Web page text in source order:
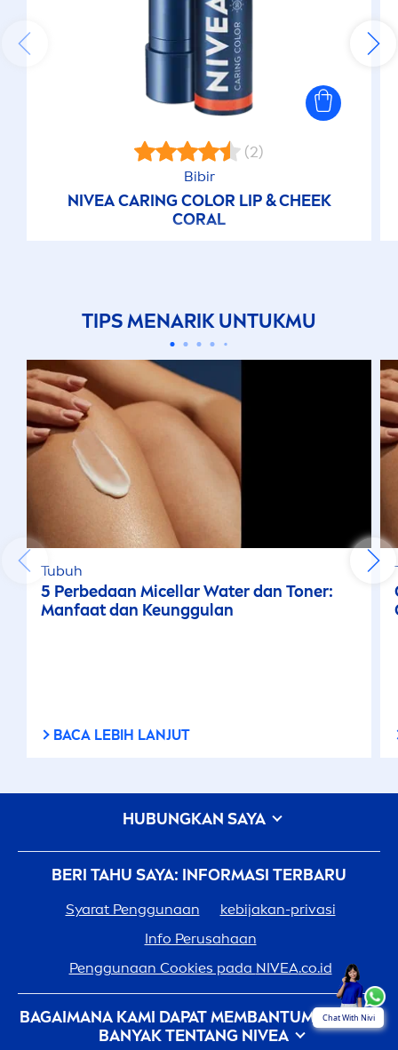
(2)
Bibir
NIVEACARINGCOLOR LIP& CHEEK
CORAL
TIPSMENARIK UNTUKMU
Tubuh
5 Perbedaan Micellar Water dan Toner:
Manfaat dan Keunggulan
BACA LEBIH LANJUT
Chat With Nivi
BERI TAHU SAYA: INFORMASI TERBARU
Syarat Penggunaan
kebijakan-privasi
Info Perusahaan
Penggunaan Cookies pada NIVEA.co.id
BAGAIMANA KAMI DAPAT MEMBANTUMU: LEBIH
BANYAK TENTANG NIVEA
HUBUNGKAN SAYA